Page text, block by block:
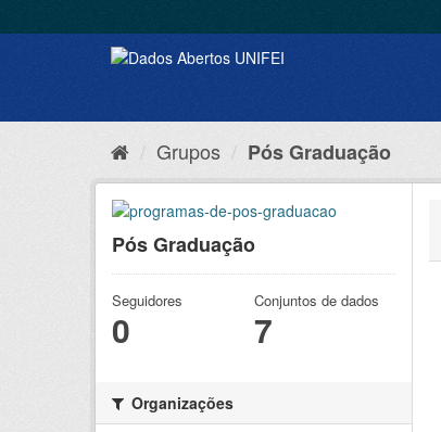
Grupos Pós Graduação
Pós Graduação
Seguidores
0
Conjuntos de dados
7
Organizações